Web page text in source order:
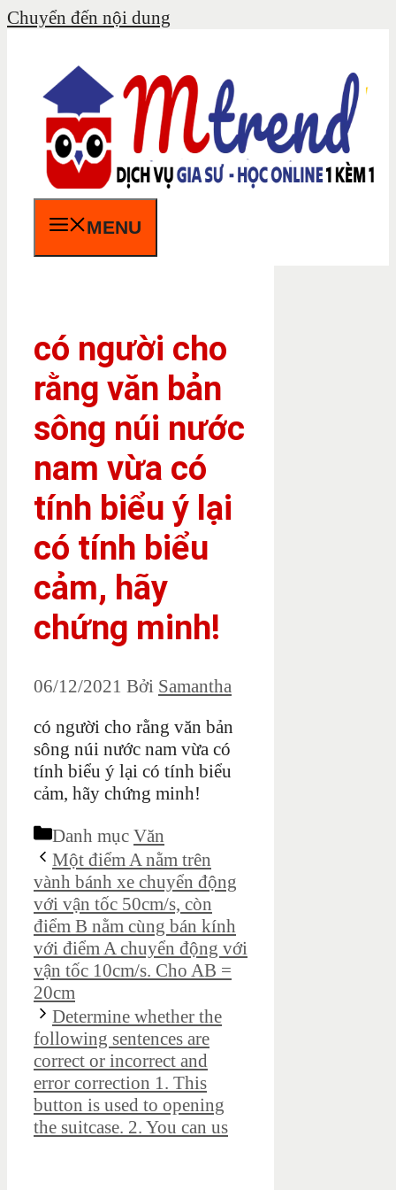
Chuyển đến nội dung
MENU
có người cho
rằng văn bản
sông núi nước
nam vừa có
tính biểu ý lại
có tính biểu
cảm, hãy
chứng minh!
06/12/2021 Bởi Samantha
có người cho rằng văn bản
sông núi nước nam vừa có
tính biểu ý lại có tính biểu
cảm, hãy chứng minh!
Danh mục Văn
Một điểm A nằm trên
vành bánh xe chuyển động
với vận tốc 50cm/s, còn
điểm B nằm cùng bán kính
với điểm A chuyển động với
vận tốc 10cm/s. Cho AB =
20cm
Determine whether the
following sentences are
correct or incorrect and
error correction 1. This
button is used to opening
the suitcase. 2. You can us